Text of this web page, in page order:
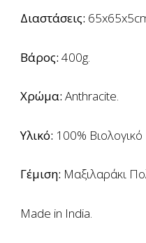
Διαστάσεις:
Βάρος: 400g.
Χρώμα: Anthracite.
Υλικό: 100%
Γέμιση: Μαξιλαράκι
Made in India.